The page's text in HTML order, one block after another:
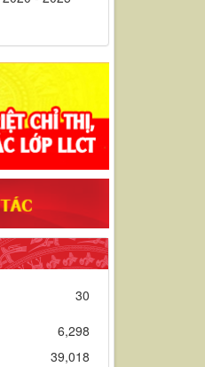
30
6,298
39,018